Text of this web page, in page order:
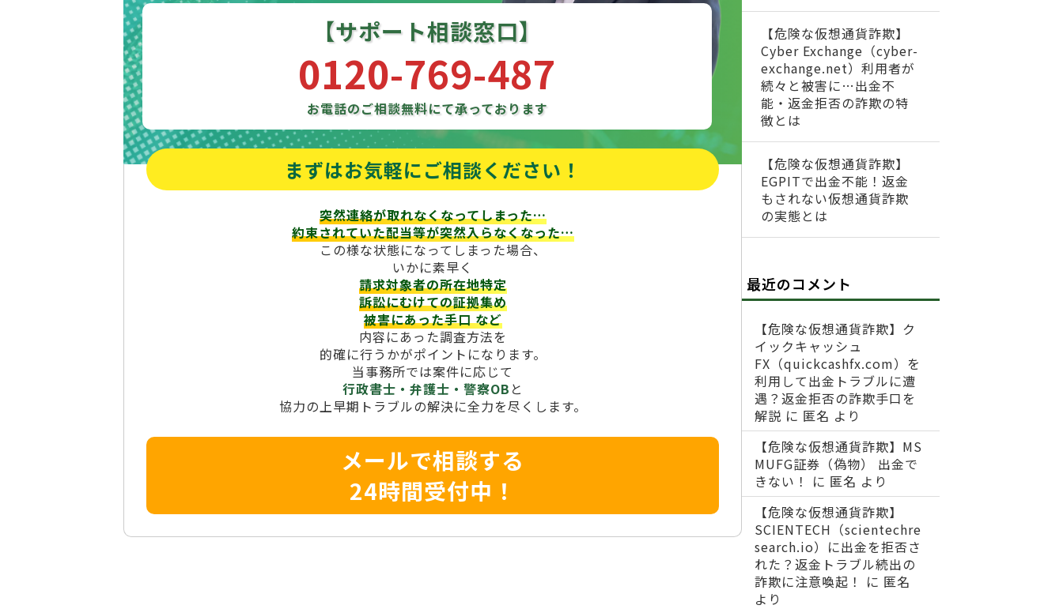
【サポート相談窓口】
0120-769-487
お電話のご相談無料にて承っております
まずはお気軽にご相談ください！
突然連絡が取れなくなってしまった…
約束されていた配当等が突然入らなくなった…
この様な状態になってしまった場合、
いかに素早く
請求対象者の所在地特定
訴訟にむけての証拠集め
被害にあった手口など
内容にあった調査方法を
的確に行うかがポイントになります。
当事務所では案件に応じて
行政書士・弁護士・警察OB と
協力の上早期トラブルの解決に全力を尽くします。
メールで相談する
24時間受付中！
【危険な仮想通貨詐欺】
Cyber Exchange（cyber-
exchange.net）利用者が
続々と被害に…出金不
能・返金拒否の詐欺の特
徴とは
【危険な仮想通貨詐欺】
EGPITで出金不能！返金
もされない仮想通貨詐欺
の実態とは
最近のコメント
【危険な仮想通貨詐欺】ク
イックキャッシュ
FX（quickcashfx.com）を
利用して出金トラブルに遭
遇？返金拒否の詐欺手口を
解説 に 匿名 より
【危険な仮想通貨詐欺】MS
MUFG証券（偽物） 出金で
きない！
に 匿名 より
【危険な仮想通貨詐欺】
SCIENTECH（scientechre
search.io）に出金を拒否さ
れた？返金トラブル続出の
詐欺に注意喚起！
に 匿名
より